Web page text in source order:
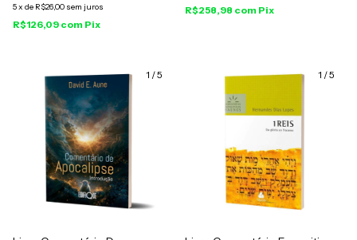
5x de R$26,00 sem juros
R$126,09 com Pix
R$258,98 com Pix
1 /5 1 /5